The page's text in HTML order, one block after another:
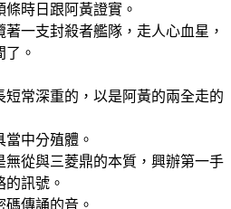
時日跟阿黃證實。
一支封殺者艦隊，走人心血星，
。
常深重的，以是阿黃的兩全走的
中分殖體。
無從與三菱鼎的本質，興辦第一手
訊號。
傳誦的音。